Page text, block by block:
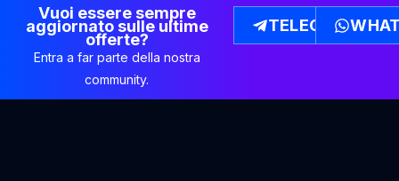
Vuoi essere sempre
aggiornato sulle ultime
offerte?
Entra a far parte della nostra
community.
TELEGRAM